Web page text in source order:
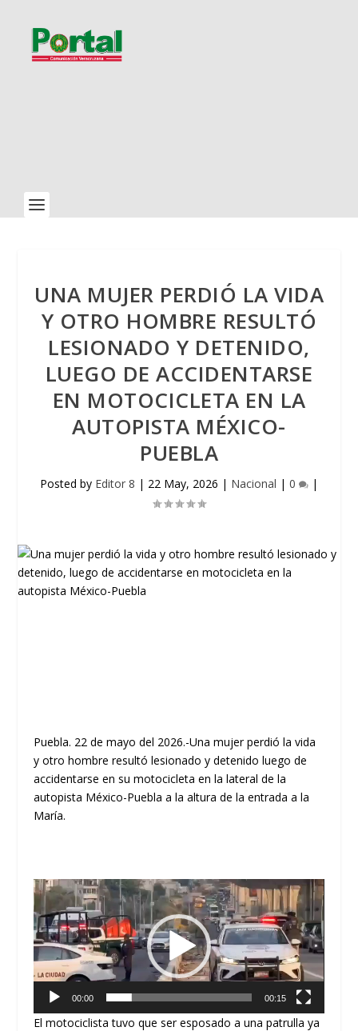
UNA MUJER PERDIÓ LA VIDA
Y OTRO HOMBRE RESULTÓ
LESIONADO Y DETENIDO,
LUEGO DE ACCIDENTARSE
EN MOTOCICLETA EN LA
AUTOPISTA MÉXICO-
PUEBLA
Posted by Editor 8 | 22 May, 2026 | Nacional | 0 |
Puebla. 22 de mayo del 2026.-Una mujer perdió la vida
y otro hombre resultó lesionado y detenido luego de
accidentarse en su motocicleta en la lateral de la
autopista México-Puebla a la altura de la entrada a la
María.
Reproductor
de
vídeo
00:00 00:15
El motociclista tuvo que ser esposado a una patrulla ya